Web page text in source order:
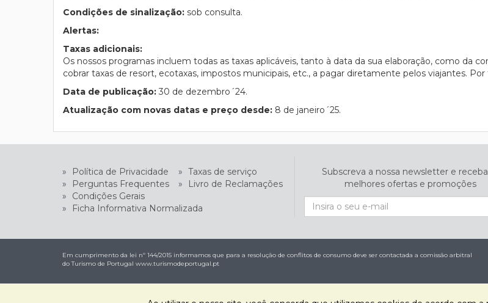
Condições de sinalização: sob consulta.
Alertas:
Taxas adicionais:
Os nossos programas incluem todas as taxas aplicáveis, tanto à data da sua elaboração, como da
cobrar taxas de resort, ecotaxas, impostos municipais, etc., a pagar diretamente pelos viajantes.
Data de publicação: 30 de dezembro´24.
Atualização com novas datas e preço desde: 8 de janeiro´25.
» Política de Privacidade » Taxas de serviço
»
Perguntas Frequentes »
Livro de Reclamações
»
Condições Gerais
»
Ficha Informativa Normalizada
Subscreva a nossa newsletter e
melhores ofertas e promoções
Em cumprimento da lei nº 144/2015 informamos que para a resolução de conflitos de consumo deve ser contactada a comissão arbitral
do Turismo de Portugal www.turismodeportugal.pt